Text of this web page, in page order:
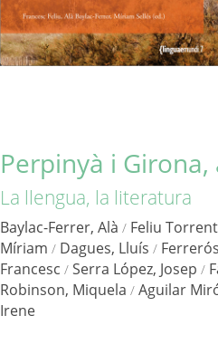
Perpinyà i Girona,
La llengua, la literatura
Baylac-Ferrer, Alà / Feliu
Míriam / Dagues, Lluís /
Francesc / Serra López, Josep /
Robinson, Miquela / Aguilar
Irene